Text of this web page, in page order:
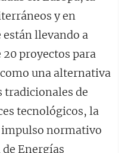
y en
están llevando a
20 proyectos para
una alternativa
tradicionales de
tecnológicos, la
normativo
Energías